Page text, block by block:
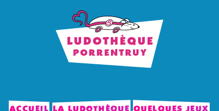
ACCUEIL LA LUDOTHÈQUE QUELQUES JEUX